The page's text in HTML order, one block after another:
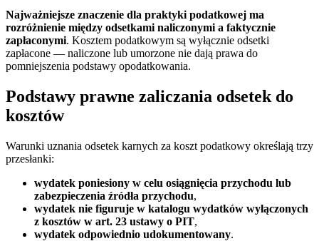
Najważniejsze znaczenie dla praktyki podatkowej ma
rozróżnienie między odsetkami naliczonymi a faktycznie
zapłaconymi. Kosztem podatkowym są wyłącznie odsetki
zapłacone — naliczone lub umorzone nie dają prawa do
pomniejszenia podstawy opodatkowania.
Podstawy prawne zaliczania odsetek do
kosztów
Warunki uznania odsetek karnych za koszt podatkowy określają trzy
przesłanki:
wydatek poniesiony w celu osiągnięcia przychodu lub
zabezpieczenia źródła przychodu,
wydatek nie figuruje w katalogu wydatków wyłączonych
z kosztów w art. 23 ustawy o PIT,
wydatek odpowiednio udokumentowany.